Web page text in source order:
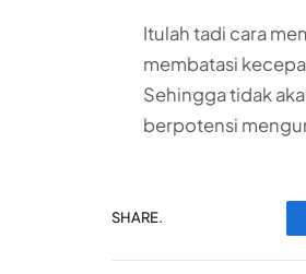
Itulah tadi cara
membatasi
Sehingga tidak
berpotensi
SHARE.